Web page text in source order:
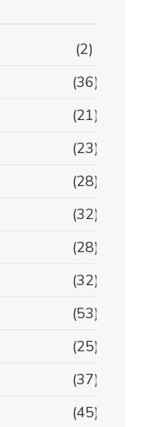
(2)
(36)
(21)
(23)
(28)
(32)
(28)
(32)
(53)
(25)
(37)
(45)